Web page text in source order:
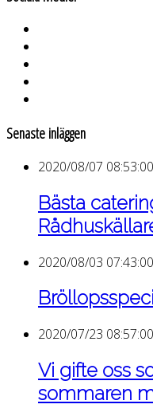
Senaste inläggen
2020/08/07 08:53:00
Bästa
2020/08/03 07:43:00
2020/07/23 08:57:00
Vi gifte oss
sommaren